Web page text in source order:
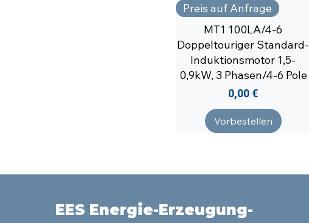
Preis auf Anfrage
MT1 100LA/4-6
Doppeltouriger Standard-
Induktionsmotor 1,5-
0,9kW, 3 Phasen/4-6 Pole
Preis
0,00 €
Vorbestellen
EES Energie-Erzeugung-